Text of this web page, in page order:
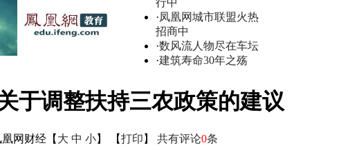
行中
·凤凰网城市联盟火热
招商中
·数风流人物尽在车坛
·建筑寿命30年之殇
于调整扶持三农政策的建议
凰网财经 【 大 中 小】 【打印 】 共有评论0条